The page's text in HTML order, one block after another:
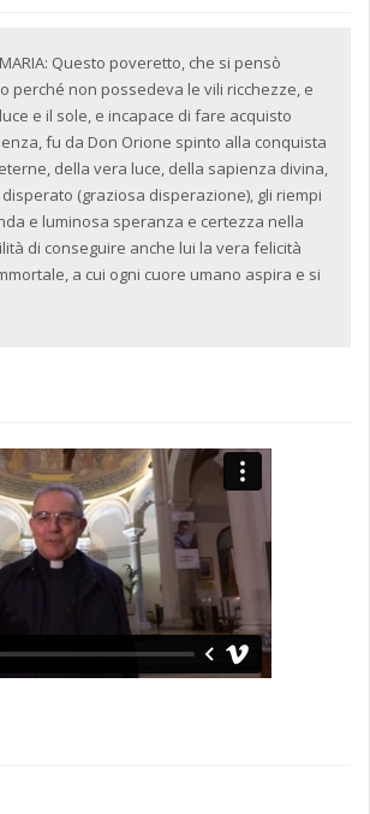
MARIA: Questo poveretto, che si pensò
perché non possedeva le vili ricchezze, e
e il sole, e incapace di fare acquisto
fu da Don Orione spinto alla conquista
della vera luce, della sapienza divina,
(graziosa disperazione), gli riempi
e luminosa speranza e certezza nella
di conseguire anche lui la vera felicità
a cui ogni cuore umano aspira e si